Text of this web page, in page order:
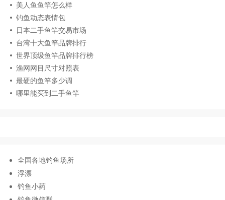
美人鱼鱼竿怎么样
钓鱼动态表情包
日本二手鱼竿交易市场
台湾十大鱼竿品牌排行
世界顶级鱼竿品牌排行榜
渔网网目尺寸对照表
最硬的鱼竿多少调
哪里能买到二手鱼竿
全国各地钓鱼场所
浮漂
钓鱼小药